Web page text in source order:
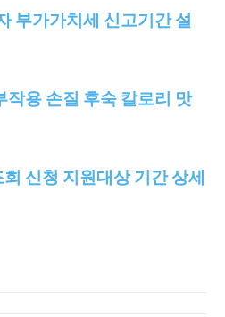
부가가치세 신고기간 설
작용 손질 후숙 칼로리 맛
신청 지원대상 기간 상세